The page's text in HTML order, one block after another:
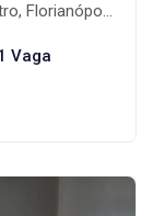
SC
Vaga